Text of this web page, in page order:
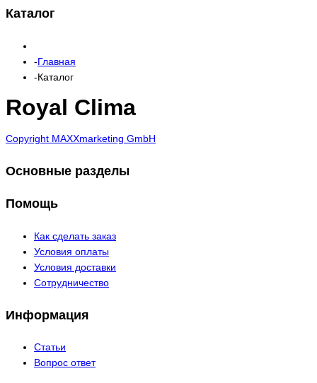
Каталог
Главная
Каталог
Royal Clima
Copyright MAXXmarketing GmbH
Основные разделы
Помощь
Как сделать заказ
Условия оплаты
Условия доставки
Сотрудничество
Информация
Статьи
Вопрос ответ